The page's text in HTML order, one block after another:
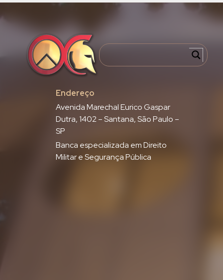
Endereço
Avenida Marechal Eurico Gaspar
Dutra, 1402 – Santana, São Paulo –
SP
Banca especializada em Direito
Militar e Segurança Pública